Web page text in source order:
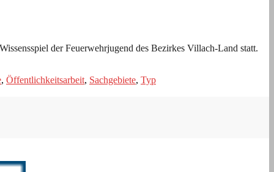
der Feuerwehrjugend des Bezirkes Villach-Land statt.
, Öffentlichkeitsarbeit, Sachgebiete, Typ